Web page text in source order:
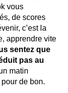
vous
de scores
c’est la
apprendre vite
sentez que
pas au
matin
de bon.